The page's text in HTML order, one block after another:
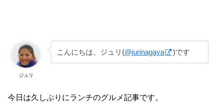
ジュリ
こんにちは、ジュリ(@jurinagaya )です
今日は久しぶりにランチのグルメ記事です。